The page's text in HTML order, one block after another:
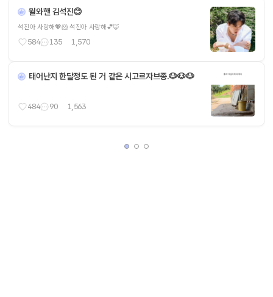
월와핸 김석진😊
석진아 사랑해💖🐹 석진아 사랑해💕🦊
584 135 1,570
태어난지 한달정도 된 거 같은 시고르자브종.🐶🐶🐶
484 90 1,563